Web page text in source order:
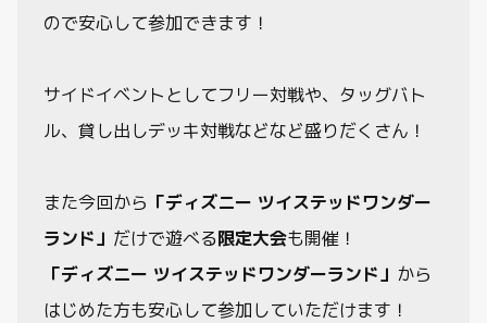
ので安心して参加できます！
サイドイベントとしてフリー対戦や、タッグバト
ル、貸し出しデッキ対戦などなど盛りだくさん！
また今回から 「ディズニー ツイステッドワンダー
ランド」 だけで遊べる限定大会も開催！
「ディズニー ツイステッドワンダーランド」 から
はじめた方も安心して参加していただけます！